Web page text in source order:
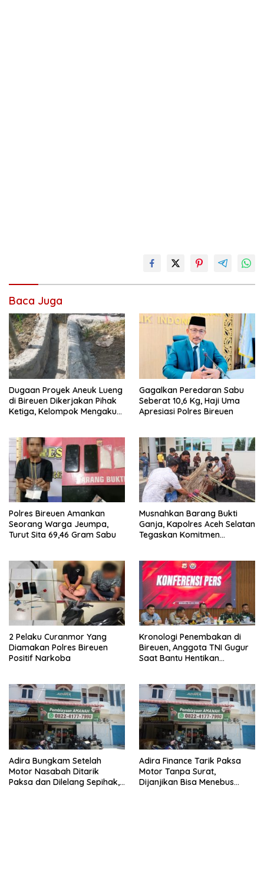
Baca Juga
Dugaan Proyek Aneuk Lueng
di Bireuen Dikerjakan Pihak
Ketiga, Kelompok Mengaku
Gagalkan Peredaran Sabu
Seberat 10,6 Kg, Haji Uma
Apresiasi Polres Bireuen
Polres Bireuen Amankan
Seorang Warga Jeumpa,
Turut Sita 69,46 Gram Sabu
Musnahkan Barang Bukti
Ganja, Kapolres Aceh Selatan
Tegaskan Komitmen
2 Pelaku Curanmor Yang
Diamakan Polres Bireuen
Positif Narkoba
Kronologi Penembakan di
Bireuen, Anggota TNI Gugur
Saat Bantu Hentikan
Adira Bungkam Setelah
Motor Nasabah Ditarik
Paksa dan Dilelang Sepihak,
Adira Finance Tarik Paksa
Motor Tanpa Surat,
Dijanjikan Bisa Menebus